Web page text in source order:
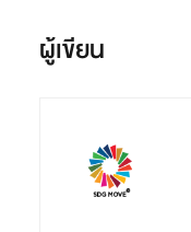
ผู้เขียน